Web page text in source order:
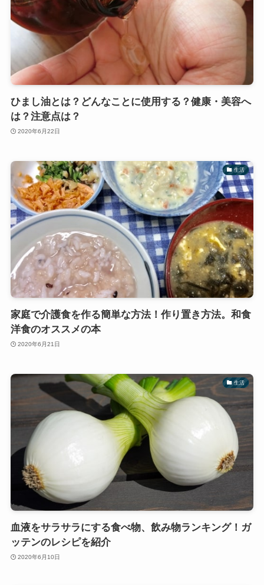
ひまし油とは？どんなことに使用する？健康・美容へ
は？注意点は？
2020年6月22日
生活
家庭で介護食を作る簡単な方法！作り置き方法。和食
洋食のオススメの本
2020年6月21日
生活
血液をサラサラにする食べ物、飲み物ランキング！ガ
ッテンのレシピを紹介
2020年6月10日